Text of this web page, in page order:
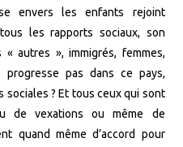
envers les enfants rejoint
les rapports sociaux, son
autres », immigrés, femmes,
pas dans ce pays,
sociales ? Et tous ceux qui sont
de vexations ou même de
quand même d’accord pour